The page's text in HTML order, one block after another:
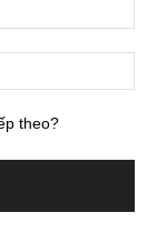
theo?